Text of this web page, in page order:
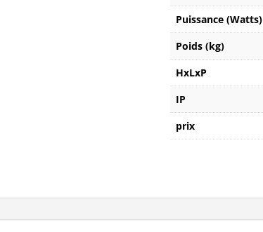
Puissance (Watts)
Poids (kg)
HxLxP
IP
prix